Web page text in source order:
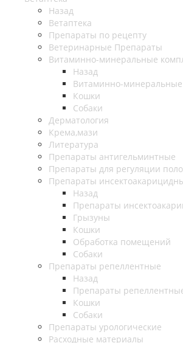
Назад
Ветаптека
Препараты по рецепту
Ветеринарные Препараты
Витаминно-минеральные
Назад
Витаминно-
Кошки
Собаки
Дерматология
Крема,мази
Литература
Препараты антигельминтные
Препараты для регуляции
Препараты
Назад
Препараты
Грызуны
Кошки
Обработка помещений
Собаки
Препараты репеллентные
Назад
Препараты
Кошки
Собаки
Препараты урологические
Расходные материалы